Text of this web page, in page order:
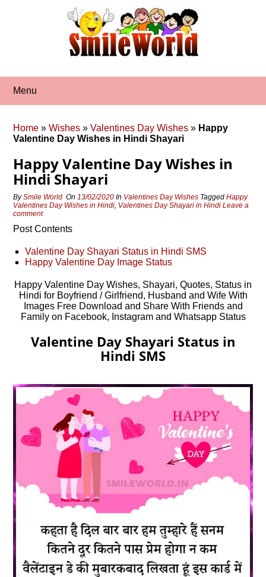
Menu
Home »Wishes »Valentines Day Wishes » Happy
Valentine Day Wishes in Hindi Shayari
Happy Valentine Day Wishes in
Hindi Shayari
BySmile World On13/02/2020 In Valentines Day Wishes TaggedHappy
Valentines Day Wishes in Hindi, Valentines Day Shayari in Hindi Leave a
comment
Post Contents
Valentine Day Shayari Status in Hindi SMS
Happy Valentine Day Image Status
Happy Valentine Day Wishes, Shayari, Quotes, Status in
Hindi for Boyfriend / Girlfriend, Husband and Wife With
Images Free Download and Share With Friends and
Family on Facebook, Instagram and Whatsapp Status
Valentine Day Shayari Status in
Hindi SMS